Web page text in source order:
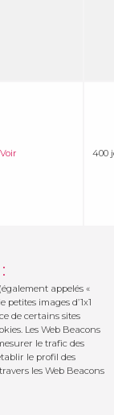
Voir 400
appelés «
petites images d’1x1
de certains sites
Les Web Beacons
le trafic des
le profil des
les Web Beacons